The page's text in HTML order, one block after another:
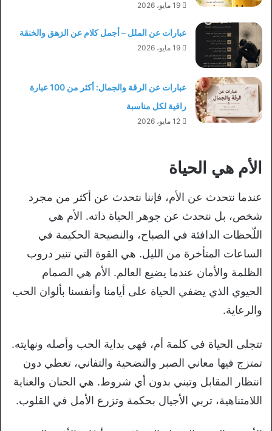
19 مايو، 2026
عبارات عن الملل – أجمل كلام عن الزهق والخنقة
19 مايو، 2026
عبارات عن الرقة والجمال: أكثر من 100 عبارة
راقية لكل مناسبة
12 مايو، 2026
الأم هي الحياة
عندما نتحدث عن الأم، فإننا نتحدث عن أكثر من مجرد
شخص، بل نتحدث عن جوهر الحياة ذاته. الأم هي
اللّحظات الدافئة في الصباح، والنصيحة الحكيمة في
الساعات المتأخرة من الليل. هي القوة التي تنير دروب
الظلمة والأمان عندما يضيع العالم. الأم هي الصمام
الحيوي الذي يضفي الحياة على أيامنا وأنفسنا بألوان الحب
والرعاية.
تتجلى الحياة في كلمة أم، فهي بداية الحب وأصله ونهايته.
تمتزج فيها معاني الصبر والتضحية والتفاني، تعطي دون
انتظار المقابل وتبني بدون أي شروط. هي الحنان والعناية
اللامتناهية، تربي الأجيال بحكمة وتزرع الأمل في القلوب.